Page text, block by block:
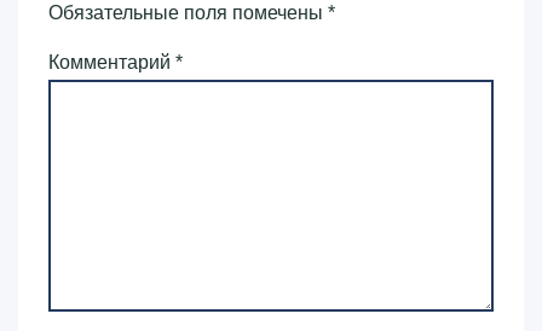
Обязательные поля помечены *
Комментарий *